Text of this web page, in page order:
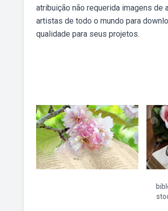
atribuição não requerida imagens
artistas de todo o mundo para
qualidade para seus projetos.